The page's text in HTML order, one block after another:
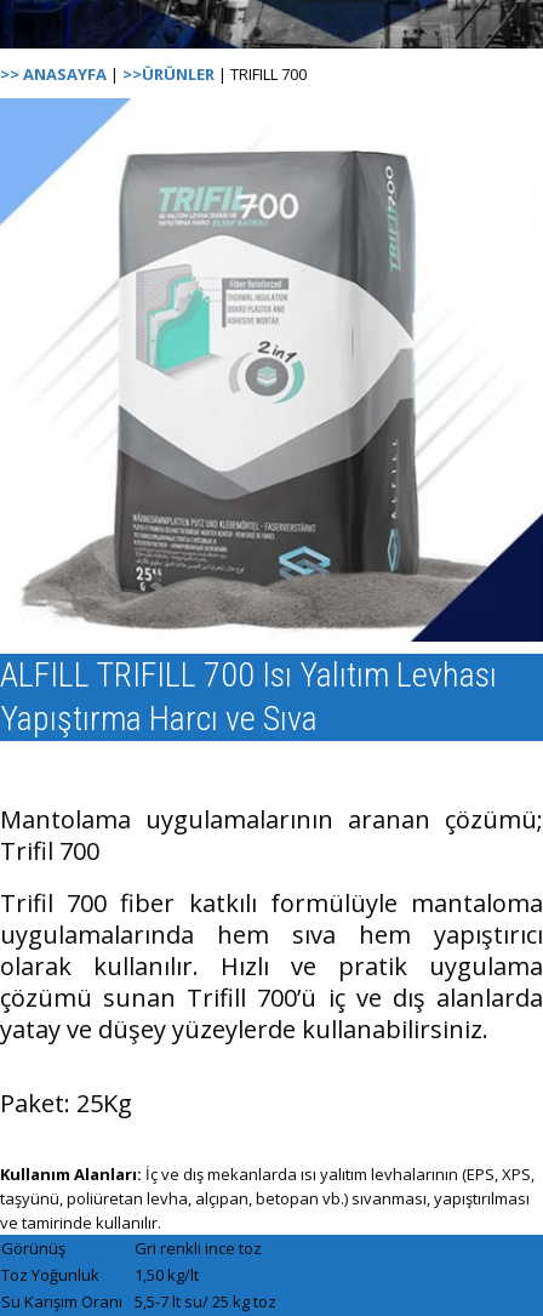
>> ANASAYFA | >>ÜRÜNLER | TRIFILL 700
ALFILL TRIFILL 700 Isı Yalıtım Levhası
Yapıştırma Harcı ve Sıva
Mantolama uygulamalarının aranan çözümü;
Trifil 700
Trifil 700 fiber katkılı formülüyle mantaloma
uygulamalarında hem sıva hem yapıştırıcı
olarak kullanılır. Hızlı ve pratik uygulama
çözümü sunan Trifill 700’ü iç ve dış alanlarda
yatay ve düşey yüzeylerde kullanabilirsiniz.
Paket: 25Kg
Kullanım Alanları: İç ve dış mekanlarda ısı yalıtım levhalarının (EPS, XPS,
taşyünü, poliüretan levha, alçıpan, betopan vb.) sıvanması, yapıştırılması
ve tamirinde kullanılır.
Görünüş
Gri renkli ince toz
Toz Yoğunluk
1,50 kg/lt
Su Karışım Oranı
5,5-7 lt su/ 25 kg toz